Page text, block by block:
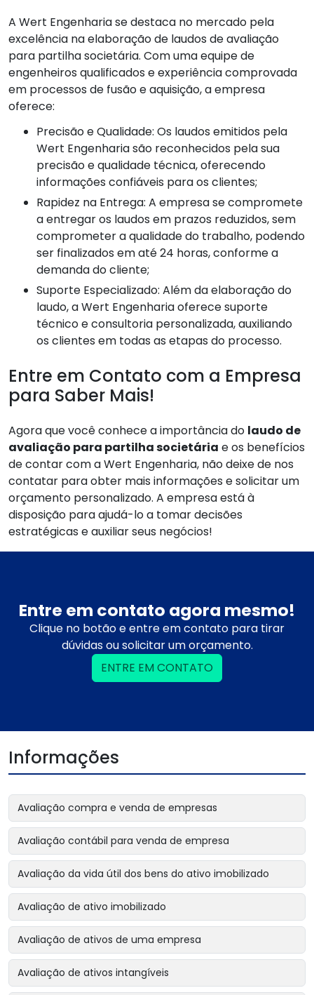
A Wert Engenharia se destaca no mercado pela
excelência na elaboração de laudos de avaliação
para partilha societária. Com uma equipe de
engenheiros qualificados e experiência comprovada
em processos de fusão e aquisição, a empresa
oferece:
Precisão e Qualidade: Os laudos emitidos pela
Wert Engenharia são reconhecidos pela sua
precisão e qualidade técnica, oferecendo
informações confiáveis para os clientes;
Rapidez na Entrega: A empresa se compromete
a entregar os laudos em prazos reduzidos, sem
comprometer a qualidade do trabalho, podendo
ser finalizados em até 24 horas, conforme a
demanda do cliente;
Suporte Especializado: Além da elaboração do
laudo, a Wert Engenharia oferece suporte
técnico e consultoria personalizada, auxiliando
os clientes em todas as etapas do processo.
Entre em Contato com a Empresa
para Saber Mais!
Agora que você conhece a importância do laudo de
avaliação para partilha societária e os benefícios
de contar com a Wert Engenharia, não deixe de nos
contatar para obter mais informações e solicitar um
orçamento personalizado. A empresa está à
disposição para ajudá-lo a tomar decisões
estratégicas e auxiliar seus negócios!
Entre em contato agora mesmo!
Clique no botão e entre em contato para tirar
dúvidas ou solicitar um orçamento.
ENTRE EM CONTATO
Informações
Avaliação compra e venda de empresas
Avaliação contábil para venda de empresa
Avaliação da vida útil dos bens do ativo imobilizado
Avaliação de ativo imobilizado
Avaliação de ativos de uma empresa
Avaliação de ativos intangíveis